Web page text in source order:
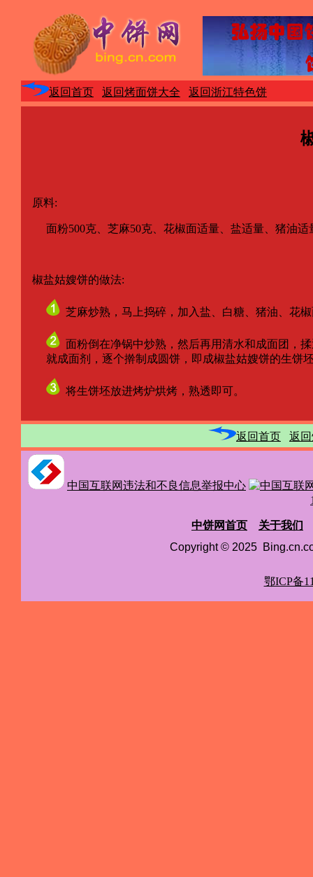
返回首页 返回烤面饼大全 返回浙江特色饼
原料:
面粉500克、芝麻50克、花椒面适量、盐适量、猪油适
椒盐姑嫂饼的做法:
芝麻炒熟，马上捣碎，加入盐、白糖、猪油、花
面粉倒在净锅中炒熟，然后再用清水和成面团，
就成面剂，逐个擀制成圆饼，即成椒盐姑嫂饼的生饼
将生饼坯放进烤炉烘烤，熟透即可。
返回首页 返
中国互联网违法和不良信息举报中心
中饼网首页
关于我们
Copyright © 2025
鄂ICP备